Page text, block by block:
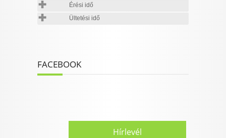
Érési idő
Ültetési idő
FACEBOOK
Hírlevél